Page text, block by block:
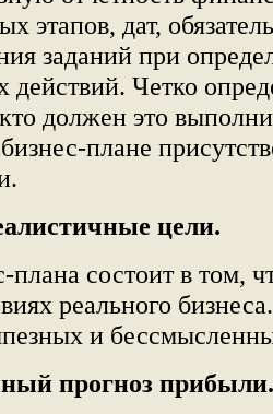
этапов, дат,
заданий при
действий. Четко
должен это
плане
цели.
плана состоит в том,
реального
и
прогноз прибыли.